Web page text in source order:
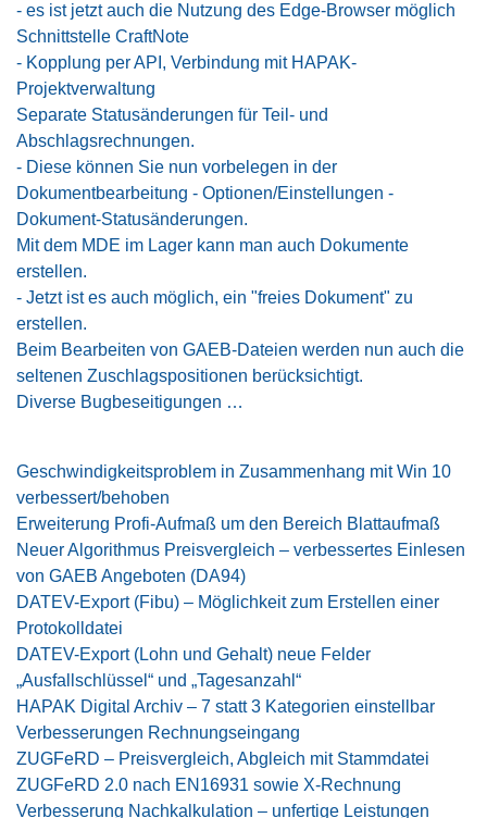
- es ist jetzt auch die Nutzung des Edge-Browser möglich
Schnittstelle CraftNote
- Kopplung per API, Verbindung mit HAPAK-
Projektverwaltung
Separate Statusänderungen für Teil- und
Abschlagsrechnungen.
- Diese können Sie nun vorbelegen in der
Dokumentbearbeitung - Optionen/Einstellungen -
Dokument-Statusänderungen.
Mit dem MDE im Lager kann man auch Dokumente
erstellen.
- Jetzt ist es auch möglich, ein "freies Dokument" zu
erstellen.
Beim Bearbeiten von GAEB-Dateien werden nun auch die
seltenen Zuschlagspositionen berücksichtigt.
Diverse Bugbeseitigungen …
Geschwindigkeitsproblem in Zusammenhang mit Win 10
verbessert/behoben
Erweiterung Profi-Aufmaß um den Bereich Blattaufmaß
Neuer Algorithmus Preisvergleich – verbessertes Einlesen
von GAEB Angeboten (DA94)
DATEV-Export (Fibu) – Möglichkeit zum Erstellen einer
Protokolldatei
DATEV-Export (Lohn und Gehalt) neue Felder
„Ausfallschlüssel“ und „Tagesanzahl“
HAPAK Digital Archiv – 7 statt 3 Kategorien einstellbar
Verbesserungen Rechnungseingang
ZUGFeRD – Preisvergleich, Abgleich mit Stammdatei
ZUGFeRD 2.0 nach EN16931 sowie X-Rechnung
Verbesserung Nachkalkulation – unfertige Leistungen